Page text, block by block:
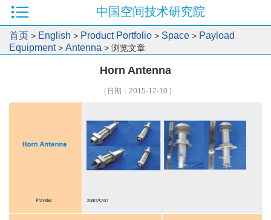
中国空间技术研究院
首页 > English > Product Portfolio > Space > Payload
Equipment> Antenna > 浏览文章
Horn Antenna
（日期：2015-12-10 )